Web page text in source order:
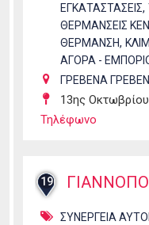
ΕΓΚΑΤΑΣΤΑΣΕΙΣ,
ΘΕΡΜΑΝΣΕΙΣ
ΘΕΡΜΑΝΣΗ,
ΑΓΟΡΑ -
ΓΡΕΒΕΝΑ
13ης
Τηλέφωνο
19
ΣΥΝΕΡΓΕΙΑ